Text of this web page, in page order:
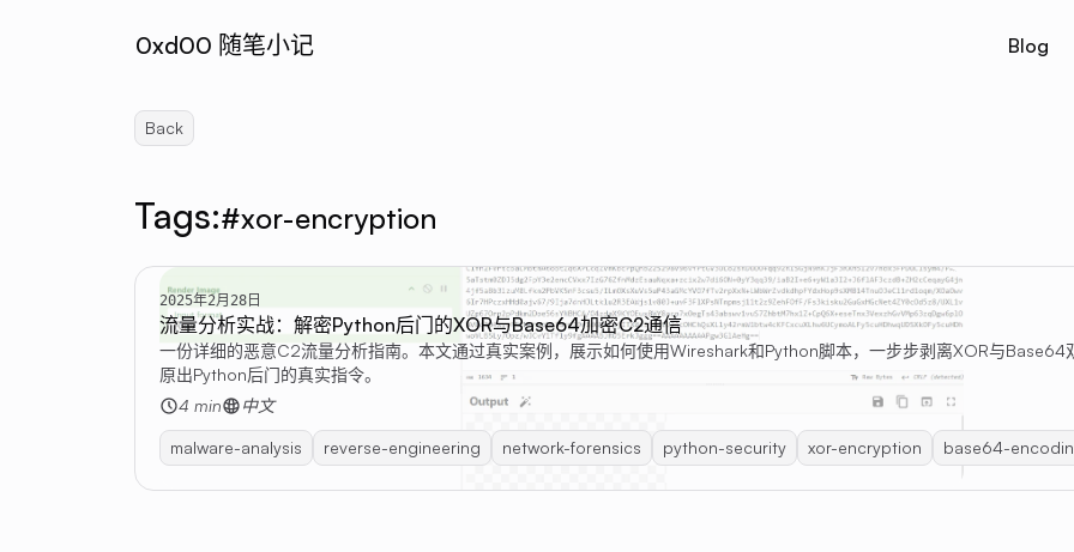
0xd00 随笔小记 Blog
Back
Tags:#xor-encryption
2025年2月28日
流量分析实战：解密Python后门的XOR与Base64加密C2通信
一份详细的恶意C2流量分析指南。本文通过真实案例，展示如何使用Wireshark和Python脚本，一步步剥离XOR与Base64
原出Python后门的真实指令。
4 min
中文
malware-analysis reverse-engineering network-forensics python-security xor-encryption base64-